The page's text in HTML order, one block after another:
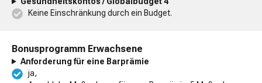
Keine Einschränkung durch ein Budget.
Bonusprogramm Erwachsene
Anforderung für eine Barprämie
ja,